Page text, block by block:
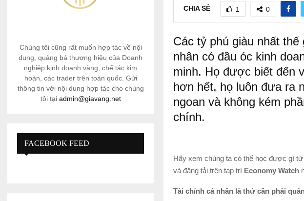
CHIA SẺ 1 0
Các tỷ phú giàu nhất
nhân có đầu óc kinh
minh. Họ được biết đến
hơn hết, họ luôn đưa ra
ngoan và không kém
chính.
Hãy xem chúng ta có thể học được gì
và đăng tải trên tạp trí Economy Watch
Tài chính cá nhân là thứ cần phải
Chúng tôi cũng rất muốn hợp tác về nội
dung, quảng bá thương hiệu của Doanh
nghiệp kinh doanh vàng, chế tác kim
hoàn, các trader trên toàn quốc. Gửi
thông tin với nội dung hợp tác cho chúng
tôi tại admin@giavang.net
FACEBOOK FEED